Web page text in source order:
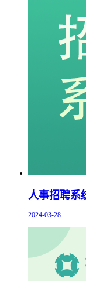
人事招聘系
2024-03-28